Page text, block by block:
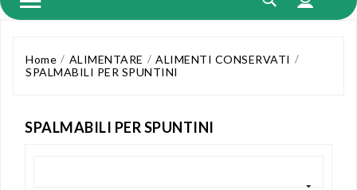
Home ALIMENTARE
ALIMENTI CONSERVATI
SPALMABILI PER SPUNTINI
SPALMABILI PER SPUNTINI